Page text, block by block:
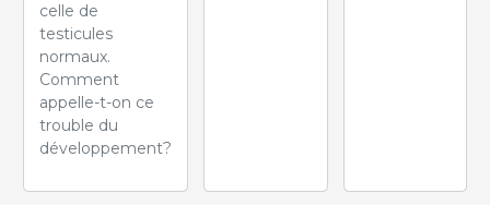
celle de
testicules
normaux.
Comment
appelle-t-on ce
trouble du
développement?